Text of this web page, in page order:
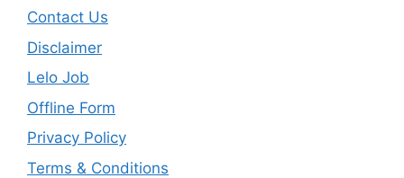
Contact Us
Disclaimer
Lelo Job
Offline Form
Privacy Policy
Terms & Conditions